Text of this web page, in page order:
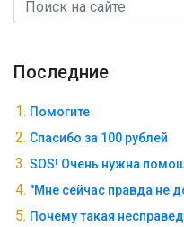
Последние
Помогите
Спасибо за 100 рублей
SOS! Очень нужна
"Мне сейчас правда не
Почему такая